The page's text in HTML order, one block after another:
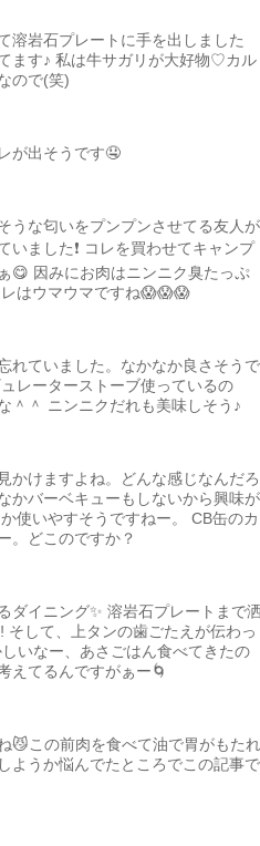
溶岩石プレートに手を出しました
ます♪ 私は牛サガリが大好物♡カル
ので(笑)
が出そうです🤤
うな匂いをプンプンさせてる友人が
いました❗️ コレを買わせてキャンプ
😋 因みにお肉はニンニク臭たっぷ
はウマウマですね😱😱😱
れていました。なかなか良さそうで
レーターストーブ使っているの
＾＾ ニンニクだれも美味しそう♪
かけますよね。どんな感じなんだろ
かバーベキューもしないから興味が
使いやすそうですねー。 CB缶のカ
。どこのですか？
ダイニング✨ 溶岩石プレートまで
そして、上タンの歯ごたえが伝わっ
いなー、あさごはん食べてきたの
えてるんですがぁー🌀
😼この前肉を食べて油で胃がもたれ
ようか悩んでたところでこの記事で